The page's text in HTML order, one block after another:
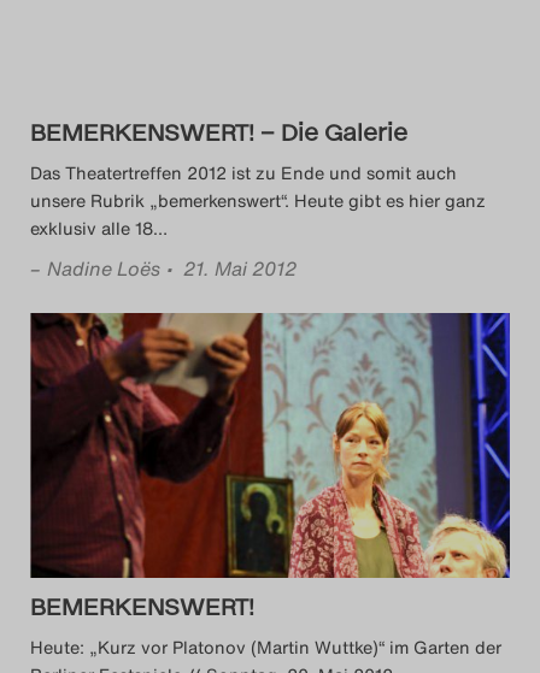
BEMERKENSWERT! – Die Galerie
Das Theatertreffen 2012 ist zu Ende und somit auch
unsere Rubrik „bemerkenswert“. Heute gibt es hier ganz
exklusiv alle 18…
– Nadine Loës • 21. Mai 2012
BEMERKENSWERT!
Heute: „Kurz vor Platonov (Martin Wuttke)“ im Garten der